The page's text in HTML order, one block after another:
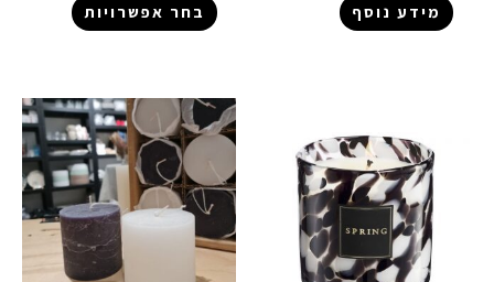
מידע נוסף בחר אפשרויות